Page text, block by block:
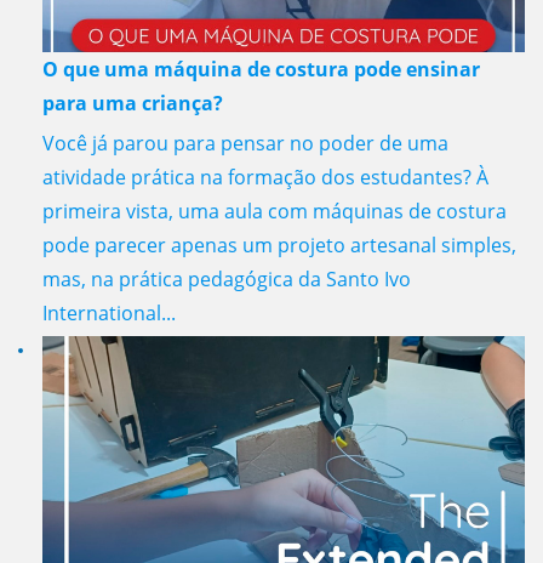
O que uma máquina de costura pode ensinar
para uma criança?
Você já parou para pensar no poder de uma
atividade prática na formação dos estudantes? À
primeira vista, uma aula com máquinas de costura
pode parecer apenas um projeto artesanal simples,
mas, na prática pedagógica da Santo Ivo
International...